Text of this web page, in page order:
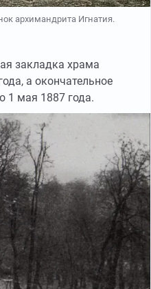
архимандрита Игнатия.
закладка храма
а окончательное
1 мая 1887 года.